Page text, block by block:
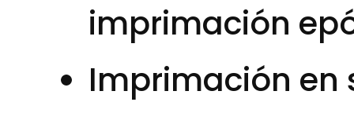
imprimación
Imprimación en